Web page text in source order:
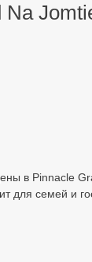
Na
в Pinnacle
для семей и